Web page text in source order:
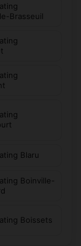
Brasseuil
Blaru
Boinville-
Boissets